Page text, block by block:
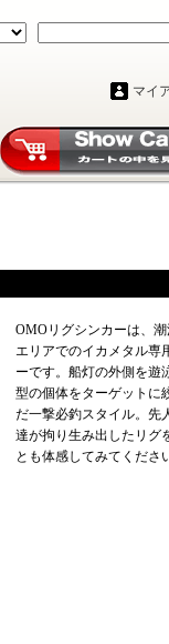
マイ
OMOリグシンカーは、
エリアでのイカメタル専
ーです。船灯の外側を遊
型の個体をターゲットに
だ一撃必釣スタイル。先
達が拘り生み出したリ
とも体感してみてくださ